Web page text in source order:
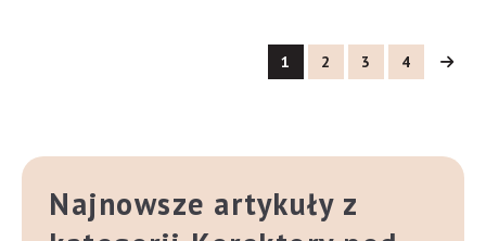
1 2 3 4
Najnowsze artykuły z